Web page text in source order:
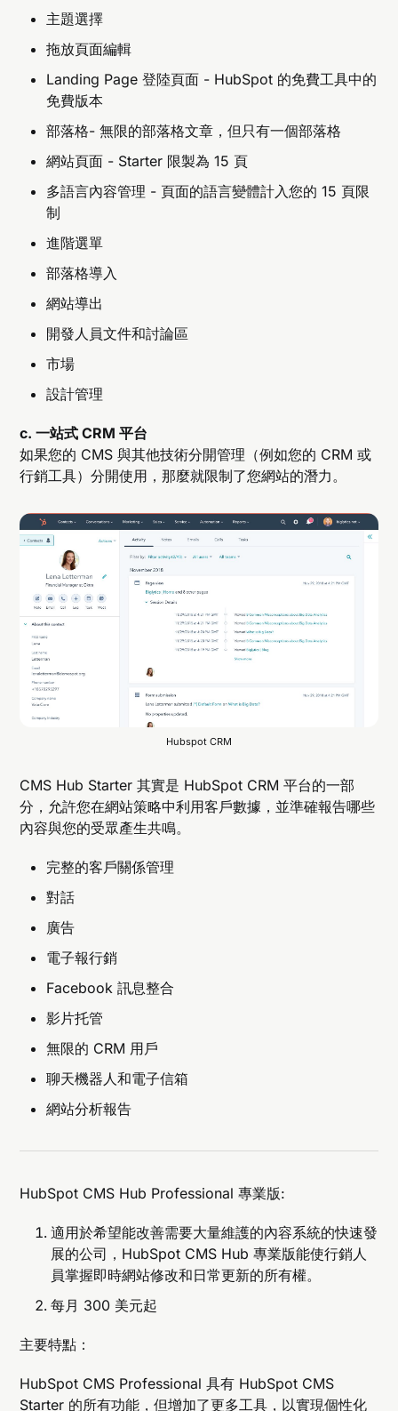
主題選擇
拖放頁面編輯
Landing Page 登陸頁面 - HubSpot 的免費工具中的
免費版本
部落格- 無限的部落格文章，但只有一個部落格
網站頁面 - Starter 限製為 15 頁
多語言內容管理 - 頁面的語言變體計入您的 15 頁限
制
進階選單
部落格導入
網站導出
開發人員文件和討論區
市場
設計管理
c. 一站式 CRM 平台
如果您的 CMS 與其他技術分開管理（例如您的 CRM 或
行銷工具）分開使用，那麼就限制了您網站的潛力。
Hubspot CRM
CMS Hub Starter 其實是 HubSpot CRM 平台的一部
分，允許您在網站策略中利用客戶數據，並準確報告哪些
內容與您的受眾產生共鳴。
完整的客戶關係管理
對話
廣告
電子報行銷
Facebook 訊息整合
影片托管
無限的 CRM 用戶
聊天機器人和電子信箱
網站分析報告
HubSpot CMS Hub Professional 專業版:
適用於希望能改善需要大量維護的內容系統的快速發
展的公司，HubSpot CMS Hub 專業版能使行銷人
員掌握即時網站修改和日常更新的所有權。
每月 300 美元起
主要特點：
HubSpot CMS Professional 具有 HubSpot CMS
Starter 的所有功能，但增加了更多工具，以實現個性化